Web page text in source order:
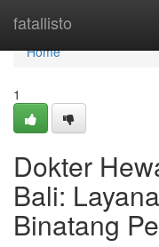
fatallisto
Home
Home
1
Dokter
Bali:
Binatang